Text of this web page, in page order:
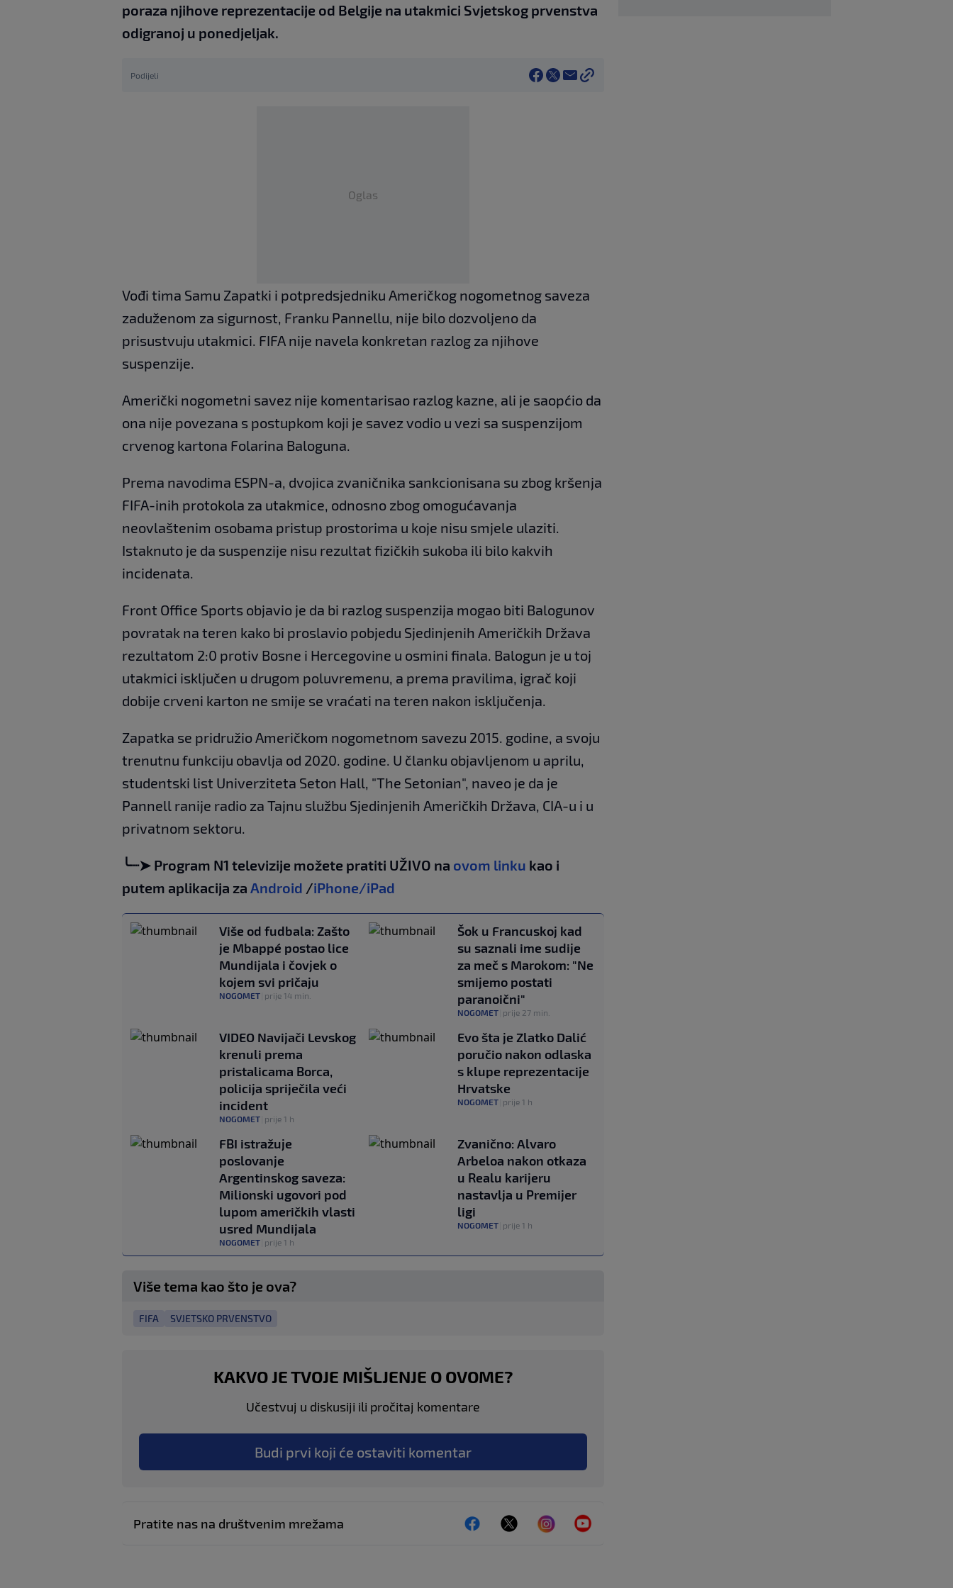
poraza njihove reprezentacije od Belgije na utakmici Svjetskog prvenstva
odigranoj u ponedjeljak.
Podijeli
Oglas
Vođi tima Samu Zapatki i potpredsjedniku Američkog nogometnog saveza
zaduženom za sigurnost, Franku Pannellu, nije bilo dozvoljeno da
prisustvuju utakmici. FIFA nije navela konkretan razlog za njihove
suspenzije.
Američki nogometni savez nije komentarisao razlog kazne, ali je saopćio da
ona nije povezana s postupkom koji je savez vodio u vezi sa suspenzijom
crvenog kartona Folarina Baloguna.
Prema navodima ESPN-a, dvojica zvaničnika sankcionisana su zbog kršenja
FIFA-inih protokola za utakmice, odnosno zbog omogućavanja
neovlaštenim osobama pristup prostorima u koje nisu smjele ulaziti.
Istaknuto je da suspenzije nisu rezultat fizičkih sukoba ili bilo kakvih
incidenata.
Front Office Sports objavio je da bi razlog suspenzija mogao biti Balogunov
povratak na teren kako bi proslavio pobjedu Sjedinjenih Američkih Država
rezultatom 2:0 protiv Bosne i Hercegovine u osmini finala. Balogun je u toj
utakmici isključen u drugom poluvremenu, a prema pravilima, igrač koji
dobije crveni karton ne smije se vraćati na teren nakon isključenja.
Zapatka se pridružio Američkom nogometnom savezu 2015. godine, a svoju
trenutnu funkciju obavlja od 2020. godine. U članku objavljenom u aprilu,
studentski list Univerziteta Seton Hall, "The Setonian", naveo je da je
Pannell ranije radio za Tajnu službu Sjedinjenih Američkih Država, CIA-u i u
privatnom sektoru.
╰┈➤ Program N1 televizije možete pratiti UŽIVO na ovom linku kao i
putem aplikacija za Android /iPhone/iPad
Više od fudbala: Zašto
je Mbappé postao lice
Mundijala i čovjek o
kojem svi pričaju
NOGOMET prije 14 min.
Šok u Francuskoj kad
su saznali ime sudije
za meč s Marokom: "Ne
smijemo postati
paranoični"
NOGOMET prije 27 min.
VIDEO Navijači Levskog
krenuli prema
pristalicama Borca,
policija spriječila veći
incident
NOGOMET prije 1 h
Evo šta je Zlatko Dalić
poručio nakon odlaska
s klupe reprezentacije
Hrvatske
NOGOMET prije 1 h
FBI istražuje
poslovanje
Argentinskog saveza:
Milionski ugovori pod
lupom američkih vlasti
usred Mundijala
NOGOMET prije 1 h
Zvanično: Alvaro
Arbeloa nakon otkaza
u Realu karijeru
nastavlja u Premijer
ligi
NOGOMET prije 1 h
Više tema kao što je ova?
FIFA SVJETSKO PRVENSTVO
KAKVO JE TVOJE MIŠLJENJE O OVOME?
Učestvuj u diskusiji ili pročitaj komentare
Budi prvi koji će ostaviti komentar
Pratite nas na društvenim mrežama